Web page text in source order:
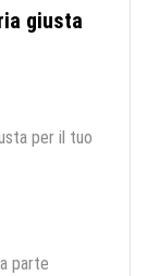
giusta
per il tuo
parte